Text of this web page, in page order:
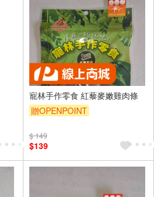
寵林手作零食 紅藜麥嫩雞肉條
贈OPENPOINT
$ 149
$139